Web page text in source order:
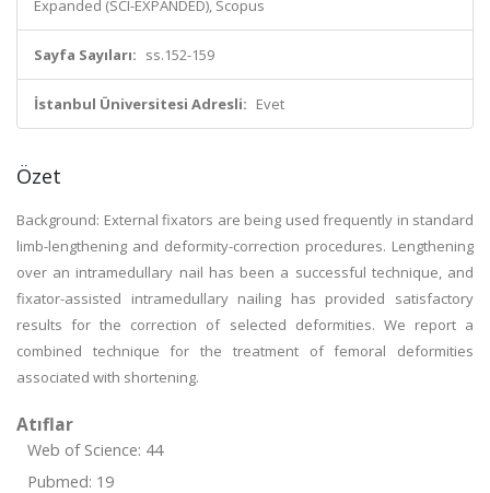
Expanded (SCI-EXPANDED), Scopus
Sayfa Sayıları: ss.152-159
İstanbul Üniversitesi Adresli: Evet
Özet
Background: External fixators are being used frequently in standard
limb-lengthening and deformity-correction procedures. Lengthening
over an intramedullary nail has been a successful technique, and
fixator-assisted intramedullary nailing has provided satisfactory
results for the correction of selected deformities. We report a
combined technique for the treatment of femoral deformities
associated with shortening.
Atıflar
Web of Science: 44
Pubmed: 19